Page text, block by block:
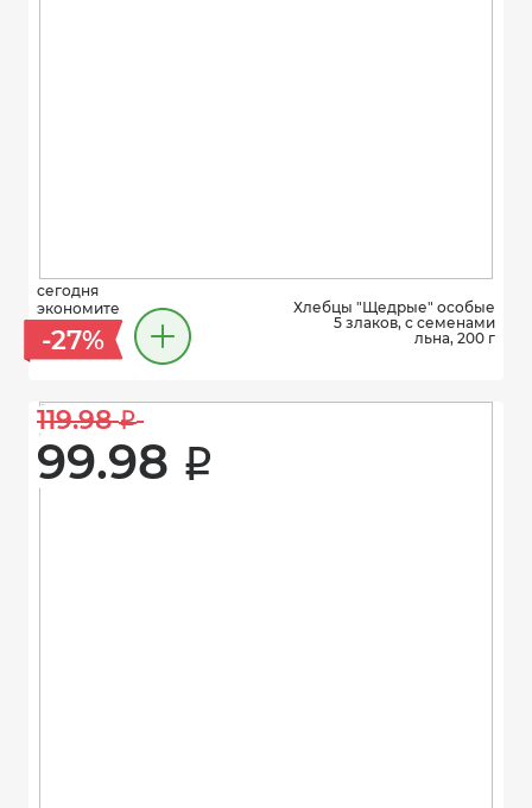
сегодня
экономите
-27%
Хлебцы "Щедрые" особые
5 злаков, с семенами
льна, 200 г
119.98 i
99.98 i